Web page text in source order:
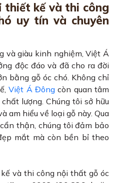
kế và thi công
uy tín và chuyên
và giàu kinh nghiệm, Việt Á
độc đáo và đã cho ra đời
bằng gỗ óc chó. Không chỉ
Việt Á Đông còn quan tâm
lượng. Chúng tôi sở hữu
am hiểu về loại gỗ này. Qua
thận, chúng tôi đảm bảo
mắt mà còn bền bỉ theo
và thi công nội thất gỗ óc